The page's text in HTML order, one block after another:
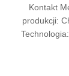
Kontakt
produkcji: